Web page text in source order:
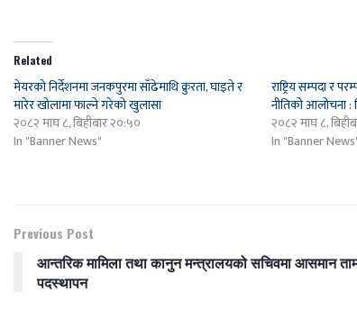
Related
मेयरको निर्देशनमा जनकपुरमा साँढेमाथि क्रुरता, घाइते र
मारेर खोलामा फाल्ने गरेको खुलासा
२०८२ माघ ८, बिहीबार २०:५०
In "Banner News"
राष्ट्रिय सम्पदा र
नीतिको आलोचना
२०८२ माघ ८,
In "Banner
Previous Post
आन्तरिक मामिला तथा कानुन मन्त्रालयको सचिवमा आसमान
पदस्थापन